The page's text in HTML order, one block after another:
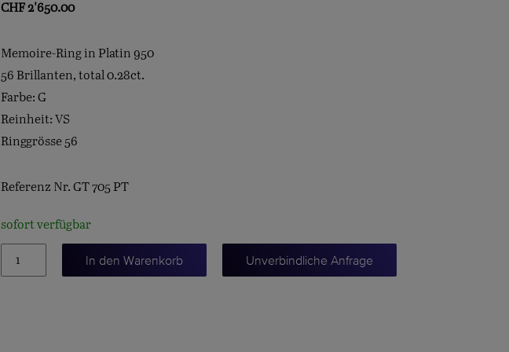
CHF2'650.00
Memoire-Ring in Platin 950
56 Brillanten, total 0.28ct.
Farbe: G
Reinheit: VS
Ringgrösse 56
Referenz Nr. GT 705 PT
sofort verfügbar
Ring
In den Warenkorb Unverbindliche Anfrage